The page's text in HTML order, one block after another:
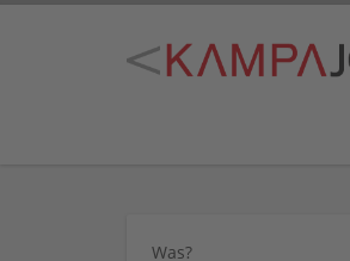
Was?